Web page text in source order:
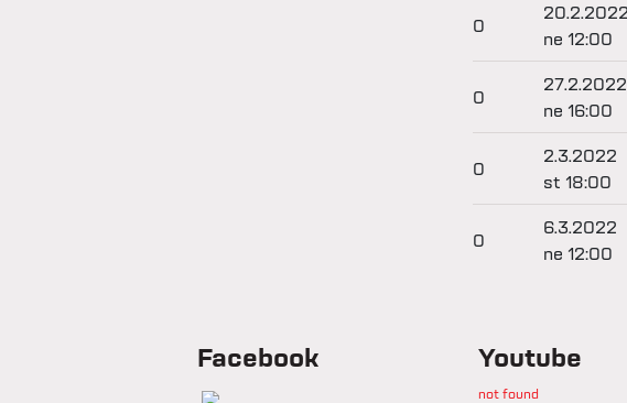
0
20.2.2022
ne 12:00
0
27.2.2022
ne 16:00
0
2.3.2022
st 18:00
0
6.3.2022
ne 12:00
Facebook Youtube
not found